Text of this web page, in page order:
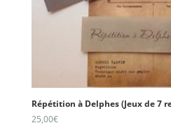
Répétition à Delphes (Jeux de 7
25,00€